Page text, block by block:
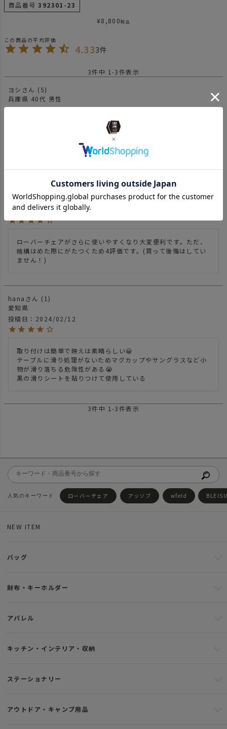
商品番号 392301-23
¥8,800税込
4.333
3件中 1 -3件表示
ヨシ
5
兵庫県 40代 男性
投稿日
2025/07/14
ローバーチェアには必須アイテムです。収納サイズは大きくな
りますがこの場所にスマホ置けるってかなり便利アイテム
非公開
投稿日
2024/05/29
ローバーチェアがさらに使いやすくなり大変便利です。ただ、
結構はめた際にがたつくため4評価です。(買って後悔はしてい
ません！)
hana
1
愛知県
投稿日
2024/02/12
取り付けは簡単で映えは素晴らしい😀
テーブルに滑り処理がないためマグカップやサングラスなど小
物が滑り落ちる危険性がある😭
3件中 1 -3件表示
ローバーチェア アッソブ wfeld
NEW ITEM
バッグ
財布・キーホルダー
アパレル
キッチン・インテリア・収納
ステーショナリー
アウトドア・キャンプ用品